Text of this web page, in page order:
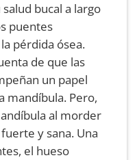
bucal a largo
puentes
pérdida ósea.
de que las
un papel
mandíbula. Pero,
al morder
y sana. Una
el hueso